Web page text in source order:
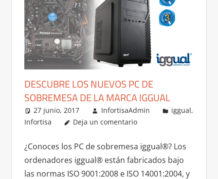
DESCUBRE LOS NUEVOS PC DE
SOBREMESA DE LA MARCA IGGUAL
27 junio, 2017 InfortisaAdmin iggual,
Infortisa
Deja un comentario
¿Conoces los PC de sobremesa iggual®? Los
ordenadores iggual® están fabricados bajo
las normas ISO 9001:2008 e ISO 14001:2004, y